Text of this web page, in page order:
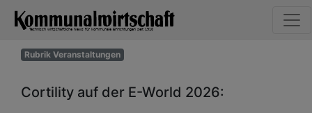
Rubrik Veranstaltungen
Cortility auf der E-World 2026: